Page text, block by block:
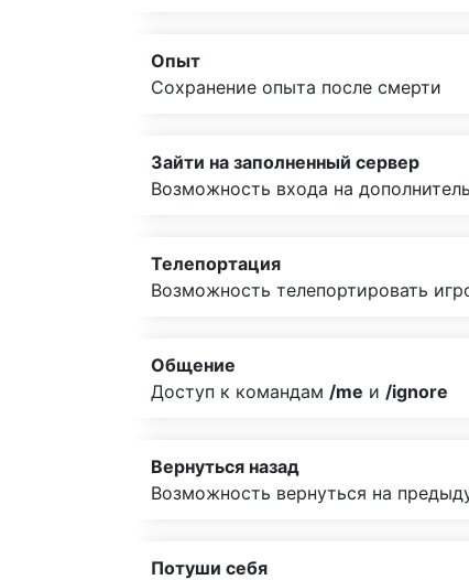
Опыт
Сохранение опыта после смерти
Зайти на заполненный сервер
Возможность входа на
Телепортация
Возможность телепортировать
Общение
Доступ к командам /me и /ignore
Вернуться назад
Возможность вернуться на
Потуши себя